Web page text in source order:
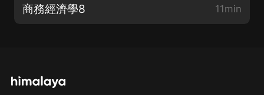
商務經濟學8 11min